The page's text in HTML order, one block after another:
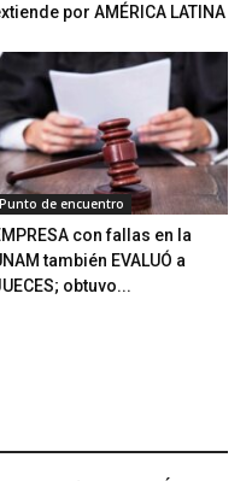
por AMÉRICA LATINA
Punto de encuentro
con fallas en la
también EVALUÓ a
obtuvo...